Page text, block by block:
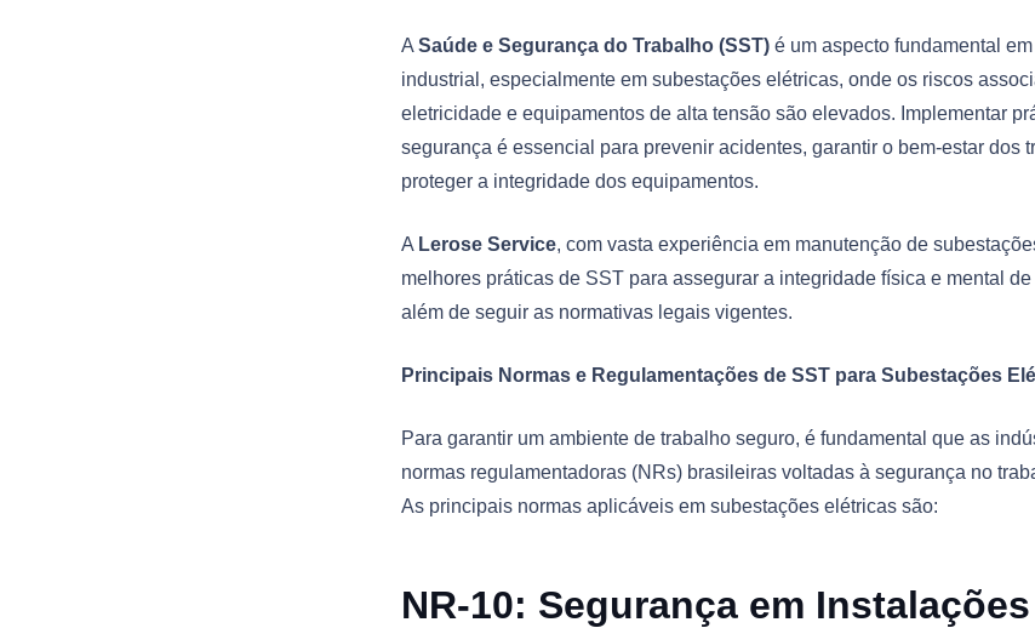
A Saúde e Segurança do Trabalho (SST)é um aspecto fundamental
industrial, especialmente em subestações elétricas, onde os riscos
eletricidade e equipamentos de alta tensão são elevados. Implementar
segurança é essencial para prevenir acidentes, garantir o bem-estar dos
proteger a integridade dos equipamentos.
A Lerose Service, com vasta experiência em manutenção de
melhores práticas de SST para assegurar a integridade física e mental
além de seguir as normativas legais vigentes.
Principais Normas e Regulamentações de SST para Subestações
Para garantir um ambiente de trabalho seguro, é fundamental que as
normas regulamentadoras (NRs) brasileiras voltadas à segurança no
As principais normas aplicáveis em subestações elétricas são:
NR-10: Segurança em